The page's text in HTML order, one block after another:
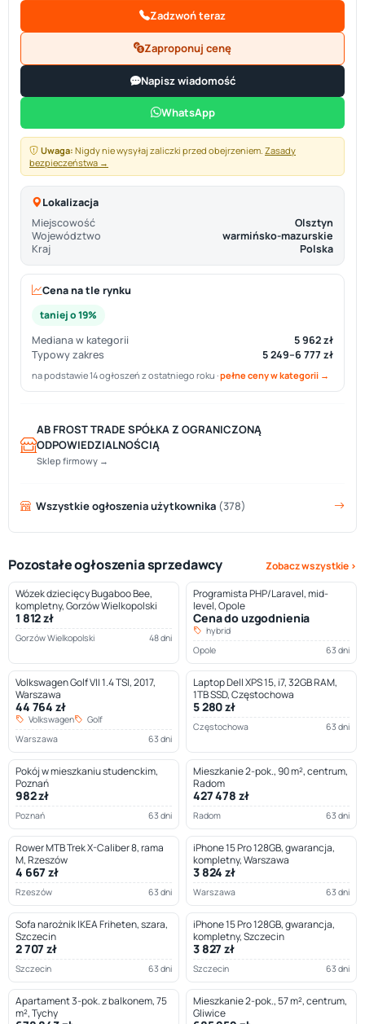
Zadzwoń teraz
Zaproponuj cenę
Napisz wiadomość
WhatsApp
Uwaga: Nigdy nie wysyłaj zaliczki przed obejrzeniem. Zasady
bezpieczeństwa →
Lokalizacja
Miejscowość
Olsztyn
Województwo
warmińsko-mazurskie
Kraj
Polska
Cena na tle rynku
taniej o 19%
Mediana w kategorii
5 962 zł
Typowy zakres
5 249–6 777 zł
na podstawie 14 ogłoszeń z ostatniego roku ·pełne ceny w kategorii →
AB FROST TRADE SPÓŁKA Z OGRANICZONĄ
ODPOWIEDZIALNOŚCIĄ
Sklep firmowy →
Wszystkie ogłoszenia użytkownika (378)
Pozostałe ogłoszenia sprzedawcy
Zobacz wszystkie ›
Wózek dziecięcy Bugaboo Bee,
kompletny, Gorzów Wielkopolski
1 812 zł
Gorzów Wielkopolski 48 dni
Programista PHP/Laravel, mid-
level, Opole
Cena do uzgodnienia
hybrid
Opole
63 dni
Volkswagen Golf VII 1.4 TSI, 2017,
Warszawa
44 764 zł
Volkswagen
Golf
Warszawa
63 dni
Laptop Dell XPS 15, i7, 32GB RAM,
1TB SSD, Częstochowa
5 280 zł
Częstochowa 63 dni
Pokój w mieszkaniu studenckim,
Poznań
982 zł
Poznań 63 dni
Mieszkanie 2-pok., 90 m², centrum,
Radom
427 478 zł
Radom 63 dni
Rower MTB Trek X-Caliber 8, rama
M, Rzeszów
4 667 zł
Rzeszów 63 dni
iPhone 15 Pro 128GB, gwarancja,
kompletny, Warszawa
3 824 zł
Warszawa 63 dni
Sofa narożnik IKEA Friheten, szara,
Szczecin
2 707 zł
Szczecin 63 dni
iPhone 15 Pro 128GB, gwarancja,
kompletny, Szczecin
3 827 zł
Szczecin 63 dni
Apartament 3-pok. z balkonem, 75
m², Tychy
Mieszkanie 2-pok., 57 m², centrum,
Gliwice